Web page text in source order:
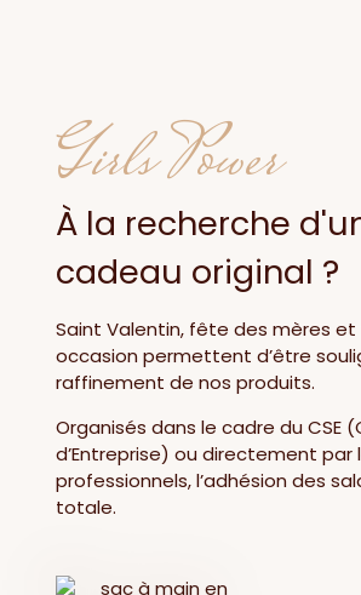
Girls Power
À la recherche
cadeau original ?
Saint Valentin, fête des mères
occasion permettent d’être
raffinement de nos produits.
Organisés dans le cadre du CSE
d’Entreprise) ou directement par
professionnels, l’adhésion des
totale.